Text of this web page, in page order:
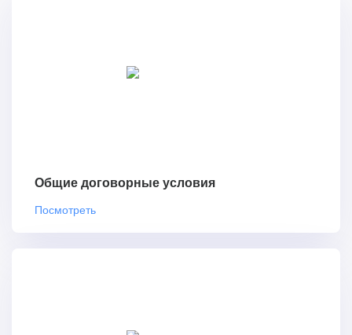
Общие договорные условия
Посмотреть